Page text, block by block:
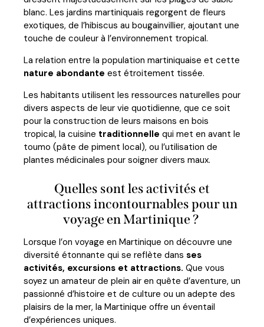
blanc. Les jardins martiniquais regorgent de fleurs
exotiques, de l’hibiscus au bougainvillier, ajoutant une
touche de couleur à l’environnement tropical.
La relation entre la population martiniquaise et cette
nature abondante est étroitement tissée.
Les habitants utilisent les ressources naturelles pour
divers aspects de leur vie quotidienne, que ce soit
pour la construction de leurs maisons en bois
tropical, la cuisine traditionnelle qui met en avant le
toumo (pâte de piment local), ou l’utilisation de
plantes médicinales pour soigner divers maux.
Quelles sont les activités et
attractions incontournables pour un
voyage en Martinique ?
Lorsque l’on voyage en Martinique on découvre une
diversité étonnante qui se reflète dans ses
activités, excursions et attractions. Que vous
soyez un amateur de plein air en quête d’aventure, un
passionné d’histoire et de culture ou un adepte des
plaisirs de la mer, la Martinique offre un éventail
d’expériences uniques.